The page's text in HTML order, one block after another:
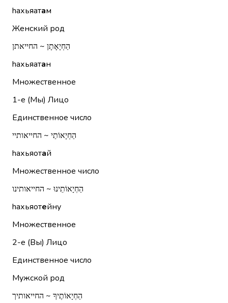
hахьяатам
Женский род
הַחְיָאָתָן ~ החייאתן
hахьяатан
Множественное
1-е (Мы) Лицо
Единственное число
הַחְיָאוֹתַי ~ החייאותיי
hахьяотай
Множественное число
הַחְיָאוֹתֵינוּ ~ החייאותינו
hахьяотейну
Множественное
2-е (Вы) Лицо
Единственное число
Мужской род
הַחְיָאוֹתֶיךָ ~ החייאותיך